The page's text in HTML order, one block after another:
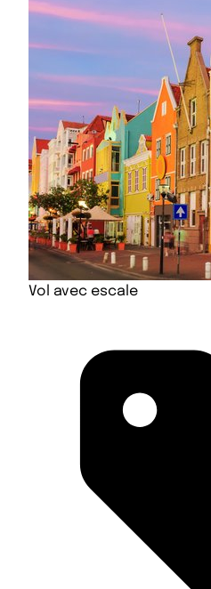
Vol avec escale